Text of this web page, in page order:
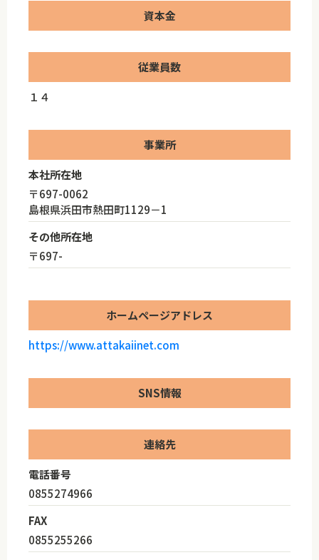
資本金
従業員数
１４
事業所
本社所在地
〒697-0062
島根県浜田市熱田町1129－1
その他所在地
〒697-
ホームページアドレス
https://www.attakaiinet.com
SNS情報
連絡先
電話番号
0855274966
FAX
0855255266